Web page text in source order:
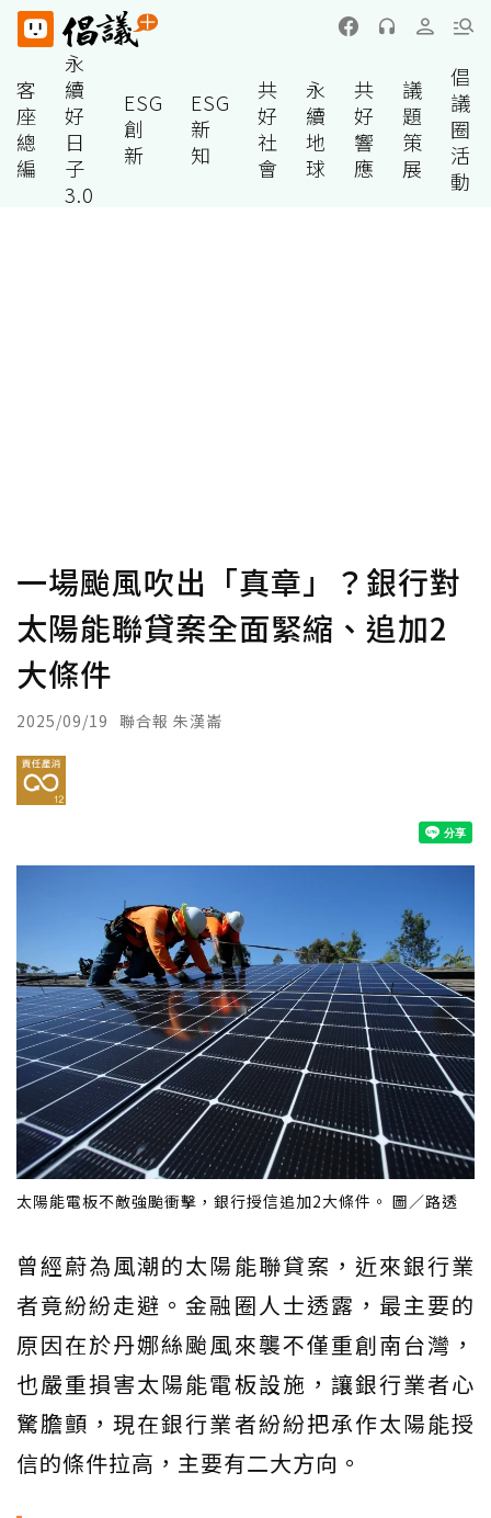
客
座
總
編
永
續
好
日
子
3.0
ESG
創
新
ESG
新
知
共
好
社
會
永
續
地
球
共
好
響
應
議
題
策
展
倡
議
圈
活
動
一場颱風吹出「真章」？銀行對
太陽能聯貸案全面緊縮、追加2
大條件
2025/09/19 聯合報 朱漢崙
太陽能電板不敵強颱衝擊，銀行授信追加2大條件。 圖／路透
曾經蔚為風潮的太陽能聯貸案，近來銀行業
者竟紛紛走避。金融圈人士透露，最主要的
原因在於丹娜絲颱風來襲不僅重創南台灣，
也嚴重損害太陽能電板設施，讓銀行業者心
驚膽顫，現在銀行業者紛紛把承作太陽能授
信的條件拉高，主要有二大方向。